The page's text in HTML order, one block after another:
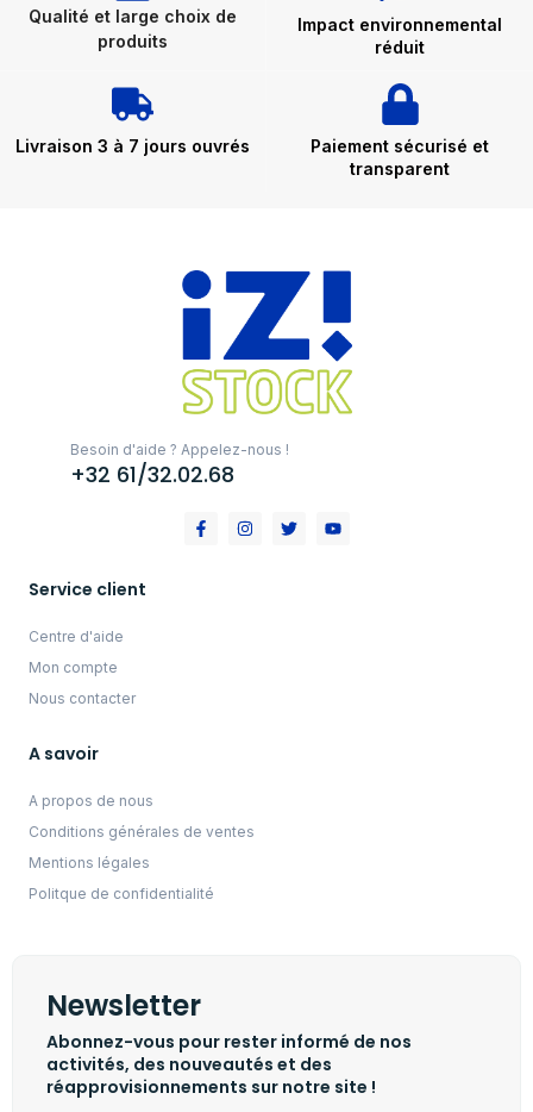
Qualité et large choix de
produits
Impact environnemental
réduit
Livraison 3 à 7 jours ouvrés
Paiement sécurisé et
transparent
Besoin d'aide ? Appelez-nous !
+32 61/32.02.68
Service client
Centre d'aide
Mon compte
Nous contacter
A savoir
A propos de nous
Conditions générales de ventes
Mentions légales
Politque de confidentialité
Newsletter
Abonnez-vous pour rester informé de nos
activités, des nouveautés et des
réapprovisionnements sur notre site !